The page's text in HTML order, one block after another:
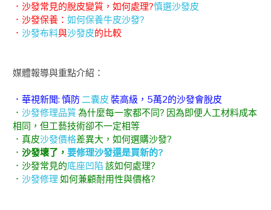
．沙發常見的脫皮變質，如何處理?慎選沙發皮
．沙發保養： 如何保養牛皮沙發?
． 沙發布料與沙發皮的比較
媒體報導與重點介紹：
．華視新聞: 慎防二囊皮 裝高級，5萬2的沙發會脫皮
． 沙發修理品質為什麼每一家都不同? 因為即便人工材料成本
相同，但工藝技術卻不一定相等
．真皮沙發價格差異大，如何選購沙發?
． 沙發壞了， 要修理沙發還是買新的?
．沙發常見的底座凹陷 該如何處理?
． 沙發修理 如何兼顧耐用性與價格?